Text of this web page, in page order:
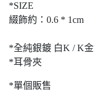
*SIZE
綴飾約：0.6 * 1cm
*全純銀鍍 白K / K金
*耳骨夾
*單個販售